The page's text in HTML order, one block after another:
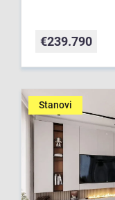
€239.790
Stanovi